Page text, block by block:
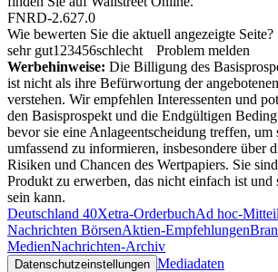
FNRD-2.627.0
Wie bewerten Sie die aktuell angezeigte Seite?
sehr gut1 23456schlecht
Problem melden
Werbehinweise: Die Billigung des
ist nicht als ihre Befürwortung der
verstehen. Wir empfehlen Interessenten und
den Basisprospekt und die Endgültigen
bevor sie eine Anlageentscheidung treffen, um
umfassend zu informieren, insbesondere über
Risiken und Chancen des Wertpapiers. Sie
Produkt zu erwerben, das nicht einfach ist und
sein kann.
Deutschland 40Xetra-OrderbuchAd hoc-
Nachrichten BörsenAktien-Empfehlungen
MedienNachrichten-Archiv
Datenschutzeinstellungen Mediadaten